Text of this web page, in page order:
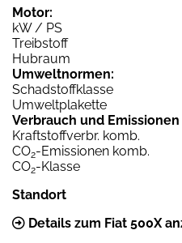
Motor:
kW / PS
Treibstoff
Hubraum
Umweltnormen:
Schadstoffklasse
Umweltplakette
Verbrauch und Emissionen
Kraftstoffverbr. komb.
CO2-Emissionen komb.
CO2-Klasse
Standort
Details zum Fiat 500X